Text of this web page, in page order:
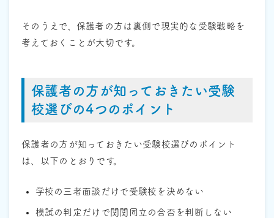
そのうえで、保護者の方は裏側で現実的な受験戦略を
考えておくことが大切です。
保護者の方が知っておきたい受験
校選びの4つのポイント
保護者の方が知っておきたい受験校選びのポイント
は、以下のとおりです。
学校の三者面談だけで受験校を決めない
模試の判定だけで関関同立の合否を判断しない